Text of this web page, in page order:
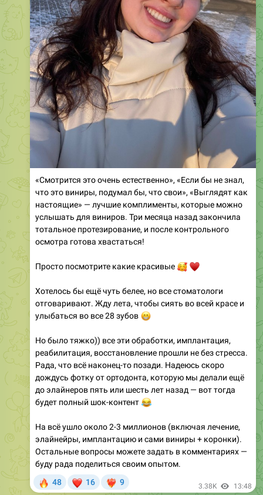
«Смотрится это очень естественно», «Если бы не знал,
что это виниры, подумал бы, что свои», «Выглядят как
настоящие» — лучшие комплименты, которые можно
услышать для виниров. Три месяца назад закончила
тотальное протезирование, и после контрольного
осмотра готова хвастаться!
Просто посмотрите какие красивые
🥰
♥️
Хотелось бы ещё чуть белее, но все стоматологи
улыбаться во все 28 зубов
😁
Но было тяжко)) все эти обработки, имплантация,
Рада, что всё наконец-то позади. Надеюсь скоро
дождусь фотку от ортодонта, которую мы делали ещё
до элайнеров пять или шесть лет назад — вот тогда
будет полный шок-контент
😂
На всё ушло около 2-3 миллионов (включая лечение,
Остальные вопросы можете задать в комментариях —
буду рада поделиться своим опытом.
48 16
❤‍🔥
9
February 25